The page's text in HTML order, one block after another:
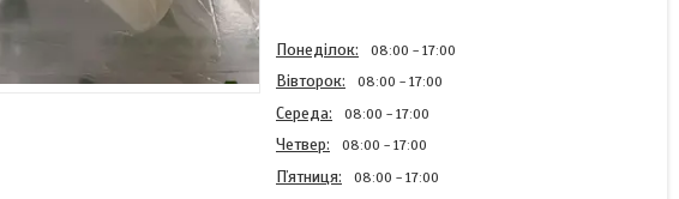
Понеділок 08:00 17:00
Вівторок 08:00 17:00
Середа 08:00 17:00
Четвер 08:00 17:00
Пʼятниця 08:00 17:00